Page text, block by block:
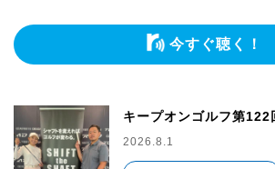
今すぐ聴く！
キープオンゴルフ第122
2026.8.1